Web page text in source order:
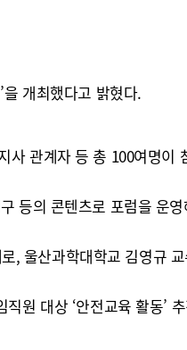
개최했다고 밝혔다.
사 관계자 등 총 100여명이
등의 콘텐츠로 포럼을 운
울산과학대학교 김영규
원 대상 ‘안전교육 활동’